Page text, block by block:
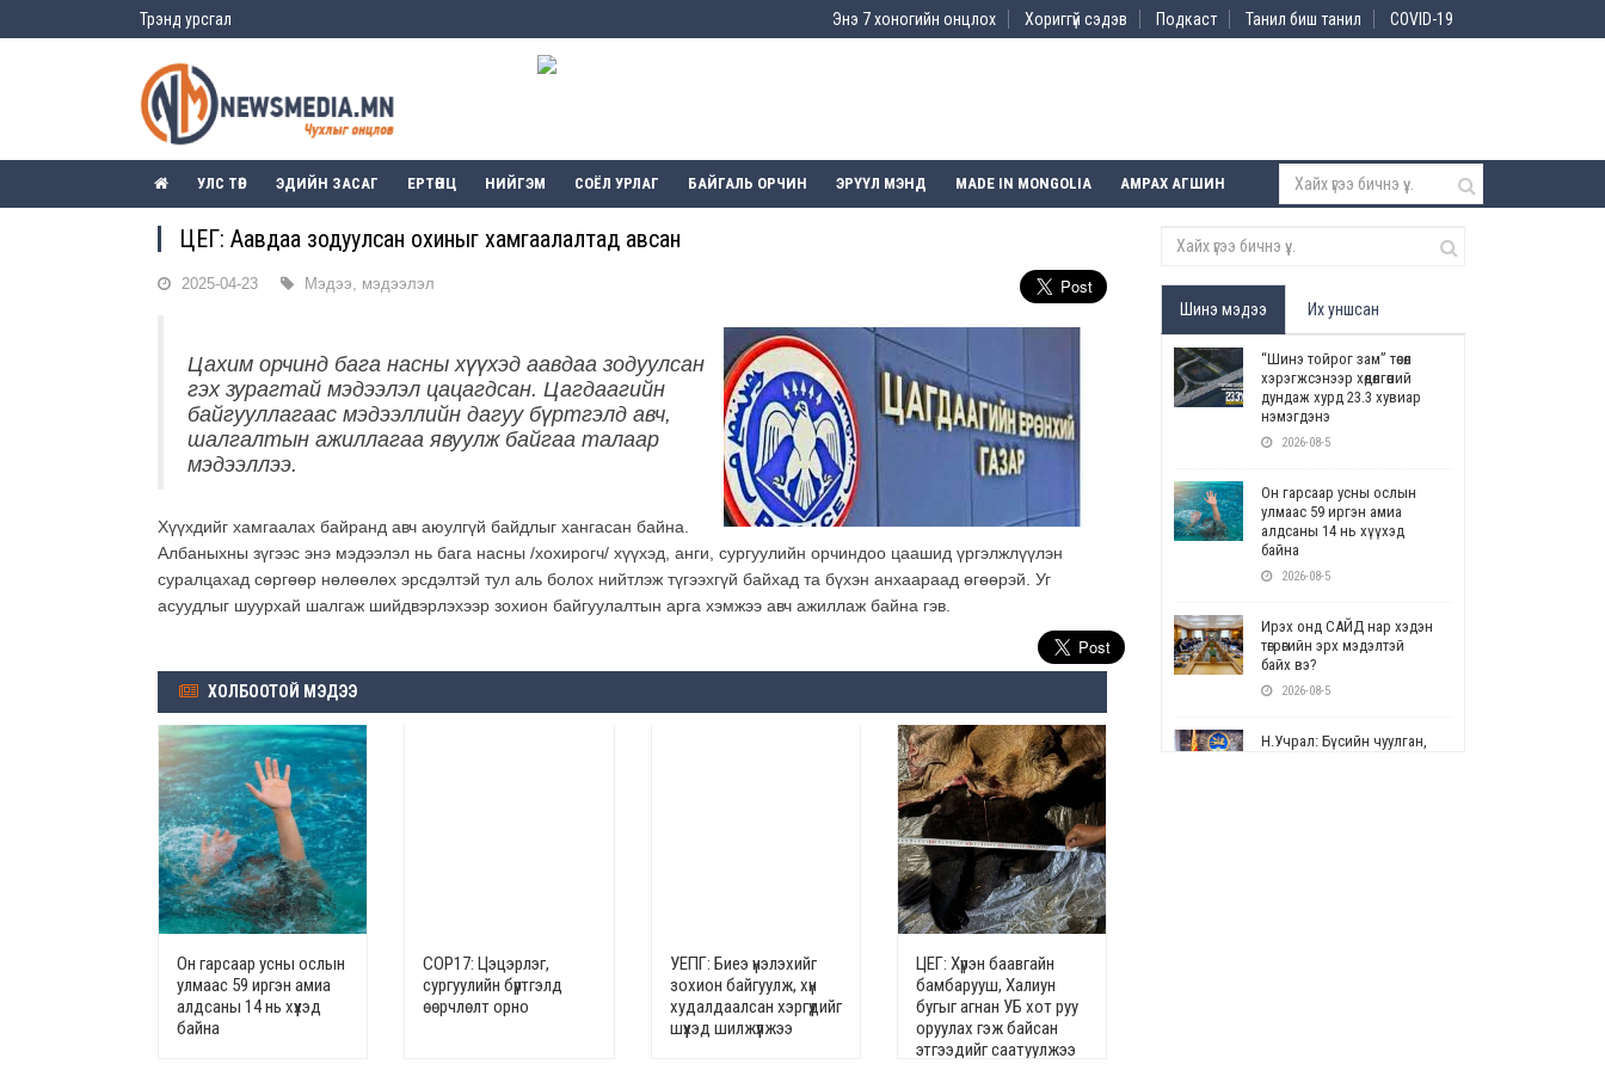
Трэнд урсгал Энэ 7 хоногийн онцлох Хориггүй сэдэв Подкаст Танил биш танил COVID-19
УЛС ТӨР ЭДИЙН ЗАСАГ ЕРТӨНЦ НИЙГЭМ СОЁЛ УРЛАГ БАЙГАЛЬ ОРЧИН ЭРҮҮЛ МЭНД MADE IN MONGOLIA АМРАХ АГШИН
ЦЕГ: Аавдаа зодуулсан охиныг хамгаалалтад авсан
2025-04-23 Мэдээ, мэдээлэл
Цахим орчинд бага насны хүүхэд аавдаа зодуулсан
гэх зурагтай мэдээлэл цацагдсан. Цагдаагийн
байгууллагаас мэдээллийн дагуу бүртгэлд авч,
шалгалтын ажиллагаа явуулж байгаа талаар
мэдээллээ.
Хүүхдийг хамгаалах байранд авч аюулгүй байдлыг хангасан байна.
Албаныхны зүгээс энэ мэдээлэл нь бага насны /хохирогч/ хүүхэд, анги, сургуулийн орчиндоо цаашид үргэлжлүүлэн
суралцахад сөргөөр нөлөөлөх эрсдэлтэй тул аль болох нийтлэж түгээхгүй байхад та бүхэн анхаараад өгөөрэй. Уг
асуудлыг шуурхай шалгаж шийдвэрлэхээр зохион байгуулалтын арга хэмжээ авч ажиллаж байна гэв.
ХОЛБООТОЙ МЭДЭЭ
Он гарсаар усны ослын
улмаас 59 иргэн амиа
алдсаны 14 нь хүүхэд
байна
СОР17: Цэцэрлэг,
сургуулийн бүртгэлд
өөрчлөлт орно
УЕПГ: Биеэ үнэлэхийг
зохион байгуулж, хүн
худалдаалсан хэргүүдийг
шүүхэд шилжүүлжээ
ЦЕГ: Хүрэн баавгайн
бамбарууш, Халиун
бугыг агнан УБ хот руу
оруулах гэж байсан
этгээдийг саатуулжээ
Шинэ мэдээ Их уншсан
“Шинэ тойрог зам” төсөл
хэрэгжсэнээр хөдөлгөөний
дундаж хурд 23.3 хувиар
нэмэгдэнэ
2026-08-5
Он гарсаар усны ослын
улмаас 59 иргэн амиа
алдсаны 14 нь хүүхэд
байна
2026-08-5
Ирэх онд САЙД нар хэдэн
төгрөгийн эрх мэдэлтэй
байх вэ?
2026-08-5
Н.Учрал: Бүсийн чуулган,